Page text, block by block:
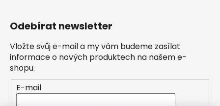
Odebírat newsletter
Vložte svůj e-mail a my vám budeme zasílat
informace o nových produktech na našem e-
shopu.
E-mail